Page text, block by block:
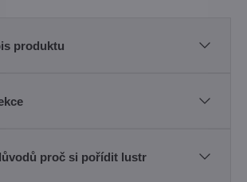
produktu
proč si pořídit lustr